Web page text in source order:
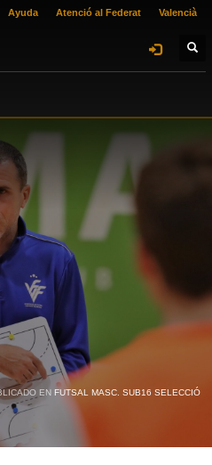
Ayuda Atenció al Federat Valencià
EN FUTSAL MASC. SUB16 SELECCIÓ